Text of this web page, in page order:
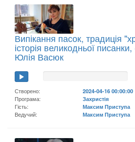
Випікання пасок, традиція
історія великодньої
Юлія Васюк
Створено:
2024-04-16 00:00:00
Програма:
Захристія
Гість:
Максим Приступа
Ведучий:
Максим Приступа